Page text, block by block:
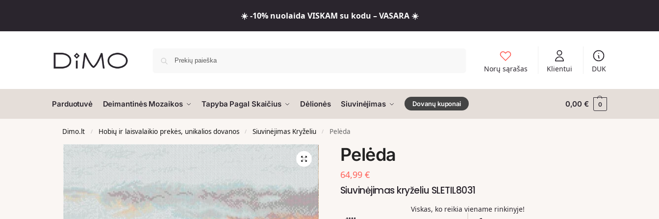
☀️ -10% nuolaida VISKAM su kodu – VASARA ☀️
Norų sąrašas Klientui DUK
Parduotuvė Deimantinės Mozaikos Tapyba Pagal Skaičius Dėlionės Siuvinėjimas Dovanų kuponai 0,00€ 0
Dimo.lt / Hobių ir laisvalaikio prekės, unikalios dovanos / Siuvinėjimas Kryželiu / Pelėda
Pelėda
64,99 €
Siuvinėjimas kryželiu SLETIL8031
Viskas, ko reikia viename rinkinyje!